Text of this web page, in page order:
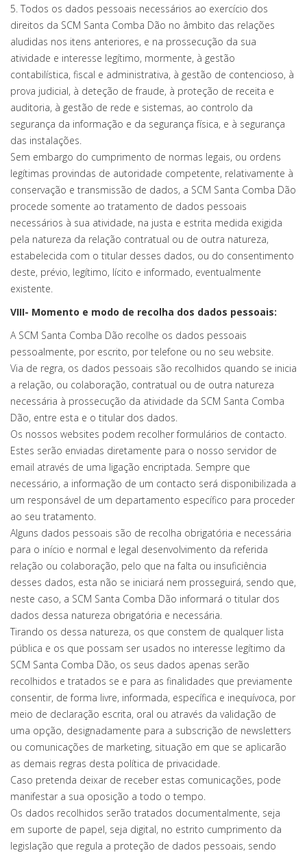
5. Todos os dados pessoais necessários ao exercício dos
direitos da SCM Santa Comba Dão no âmbito das relações
aludidas nos itens anteriores, e na prossecução da sua
atividade e interesse legítimo, mormente, à gestão
contabilística, fiscal e administrativa, à gestão de contencioso, à
prova judicial, à deteção de fraude, à proteção de receita e
auditoria, à gestão de rede e sistemas, ao controlo da
segurança da informação e da segurança física, e à segurança
das instalações.
Sem embargo do cumprimento de normas legais, ou ordens
legítimas provindas de autoridade competente, relativamente à
conservação e transmissão de dados, a SCM Santa Comba Dão
procede somente ao tratamento de dados pessoais
necessários à sua atividade, na justa e estrita medida exigida
pela natureza da relação contratual ou de outra natureza,
estabelecida com o titular desses dados, ou do consentimento
deste, prévio, legítimo, lícito e informado, eventualmente
existente.
VIII- Momento e modo de recolha dos dados pessoais:
A SCM Santa Comba Dão recolhe os dados pessoais
pessoalmente, por escrito, por telefone ou no seu website.
Via de regra, os dados pessoais são recolhidos quando se inicia
a relação, ou colaboração, contratual ou de outra natureza
necessária à prossecução da atividade da SCM Santa Comba
Dão, entre esta e o titular dos dados.
Os nossos websites podem recolher formulários de contacto.
Estes serão enviadas diretamente para o nosso servidor de
email através de uma ligação encriptada. Sempre que
necessário, a informação de um contacto será disponibilizada a
um responsável de um departamento específico para proceder
ao seu tratamento.
Alguns dados pessoais são de recolha obrigatória e necessária
para o início e normal e legal desenvolvimento da referida
relação ou colaboração, pelo que na falta ou insuficiência
desses dados, esta não se iniciará nem prosseguirá, sendo que,
neste caso, a SCM Santa Comba Dão informará o titular dos
dados dessa natureza obrigatória e necessária.
Tirando os dessa natureza, os que constem de qualquer lista
pública e os que possam ser usados no interesse legítimo da
SCM Santa Comba Dão, os seus dados apenas serão
recolhidos e tratados se e para as finalidades que previamente
consentir, de forma livre, informada, específica e inequívoca, por
meio de declaração escrita, oral ou através da validação de
uma opção, designadamente para a subscrição de newsletters
ou comunicações de marketing, situação em que se aplicarão
as demais regras desta política de privacidade.
Caso pretenda deixar de receber estas comunicações, pode
manifestar a sua oposição a todo o tempo.
Os dados recolhidos serão tratados documentalmente, seja
em suporte de papel, seja digital, no estrito cumprimento da
legislação que regula a proteção de dados pessoais, sendo